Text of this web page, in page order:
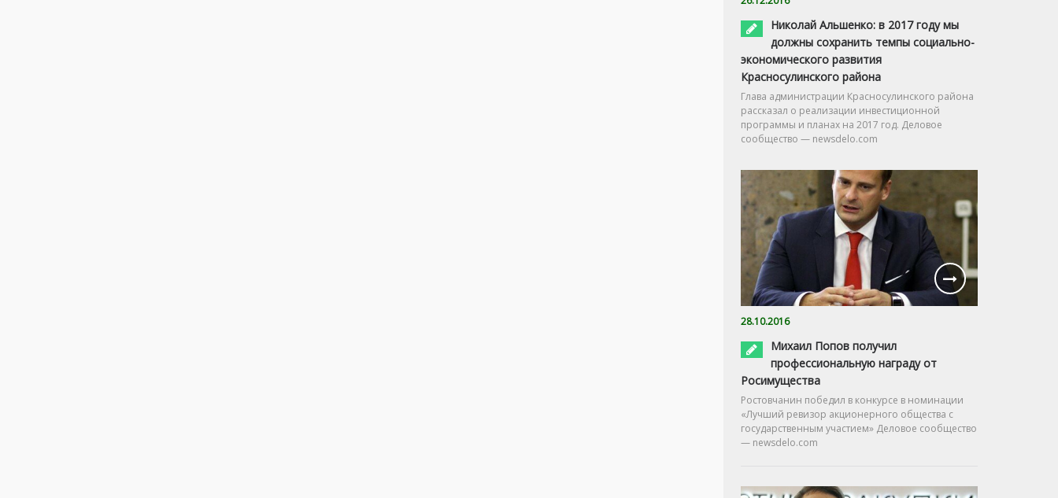
Николай Альшенко: в 2017 году мы
должны сохранить темпы социально-
экономического развития
Красносулинского района
Глава администрации Красносулинского района
рассказал о реализации инвестиционной
программы и планах на 2017 год. Деловое
сообщество — newsdelo.com
28.10.2016
Михаил Попов получил
профессиональную награду от
Росимущества
Ростовчанин победил в конкурсе в номинации
«Лучший ревизор акционерного общества с
государственным участием» Деловое сообщество
— newsdelo.com